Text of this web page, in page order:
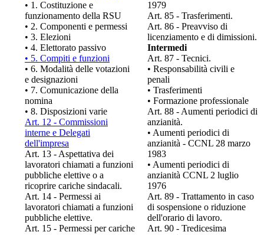
• 1. Costituzione e
funzionamento della RSU
• 2. Componenti e permessi
• 3. Elezioni
• 4. Elettorato passivo
• 5. Compiti e funzioni
• 6. Modalità delle votazioni
e designazioni
• 7. Comunicazione della
nomina
• 8. Disposizioni varie
Art. 12 - Commissioni
interne e Delegati
dell'impresa
Art. 13 - Aspettativa dei
lavoratori chiamati a funzioni
pubbliche elettive o a
ricoprire cariche sindacali.
Art. 14 - Permessi ai
lavoratori chiamati a funzioni
pubbliche elettive.
Art. 15 - Permessi per cariche
1979
Art. 85 - Trasferimenti.
Art. 86 - Preavviso di
licenziamento e di dimissioni.
Intermedi
Art. 87 - Tecnici.
• Responsabilità civili e
penali
• Trasferimenti
• Formazione professionale
Art. 88 - Aumenti periodici di
anzianità.
• Aumenti periodici di
anzianità - CCNL 28 marzo
1983
• Aumenti periodici di
anzianità CCNL 2 luglio
1976
Art. 89 - Trattamento in caso
di sospensione o riduzione
dell'orario di lavoro.
Art. 90 - Tredicesima